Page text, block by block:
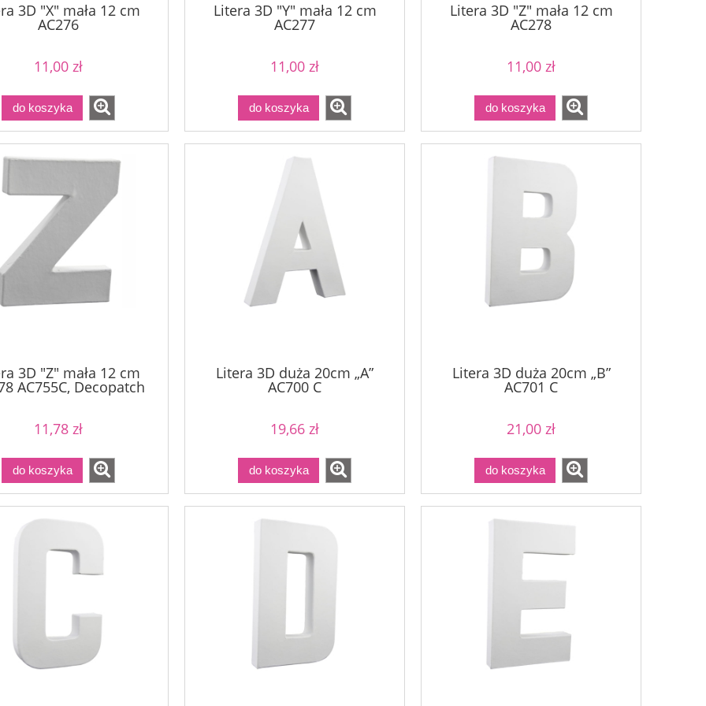
3D "X" mała 12 cm
AC276
11,00 zł
do koszyka
Litera 3D "Y" mała 12 cm
AC277
11,00 zł
do koszyka
Litera 3D "Z" mała 12 cm
AC278
11,00 zł
do koszyka
3D "Z" mała 12 cm
AC755C, Decopatch
11,78 zł
do koszyka
Litera 3D duża 20cm „A”
AC700 C
19,66 zł
do koszyka
Litera 3D duża 20cm „B”
AC701 C
21,00 zł
do koszyka